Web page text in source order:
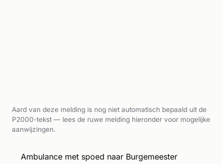
Aard van deze melding is nog niet automatisch bepaald uit de
P2000-tekst — lees de ruwe melding hieronder voor mogelijke
aanwijzingen.
Ambulance met spoed naar Burgemeester